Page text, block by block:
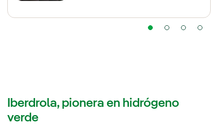
Iberdrola, pionera en hidrógeno
verde